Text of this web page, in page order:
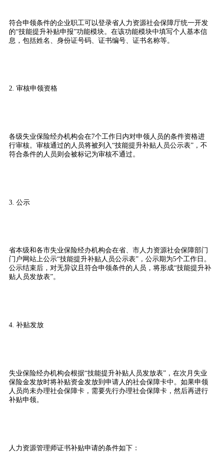
符合申领条件的企业职工可以登录省人力资源社会保障厅统一开发
的“技能提升补贴申报”功能模块。在该功能模块中填写个人基本信
息，包括姓名、身份证号码、证书编号、证书名称等。
2. 审核申领资格
各级失业保险经办机构会在7个工作日内对申领人员的条件资格进
行审核。审核通过的人员将被列入“技能提升补贴人员公示表”，不
符合条件的人员则会被标记为审核不通过。
3. 公示
省本级和各市失业保险经办机构会在省、市人力资源社会保障部门
门户网站上公示“技能提升补贴人员公示表”，公示期为5个工作日。
公示结束后，对无异议且符合申领条件的人员，将形成“技能提升补
贴人员发放表”。
4. 补贴发放
失业保险经办机构会根据“技能提升补贴人员发放表”，在次月失业
保险金发放时将补贴资金发放到申请人的社会保障卡中。如果申领
人员尚未办理社会保障卡，需要先行办理社会保障卡，然后再进行
补贴申领。
人力资源管理师证书补贴申请的条件如下：